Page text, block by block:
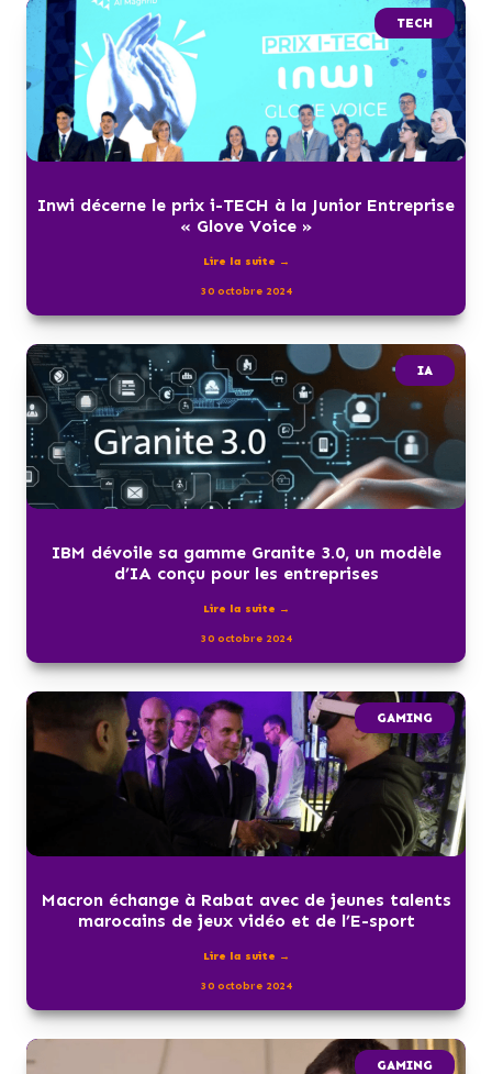
TECH
Inwi décerne le prix i-TECH à la Junior Entreprise
« Glove Voice »
Lire la suite →
30 octobre 2024
IA
IBM dévoile sa gamme Granite 3.0, un modèle
d’IA conçu pour les entreprises
Lire la suite →
30 octobre 2024
GAMING
Macron échange à Rabat avec de jeunes talents
marocains de jeux vidéo et de l’E-sport
Lire la suite →
30 octobre 2024
GAMING